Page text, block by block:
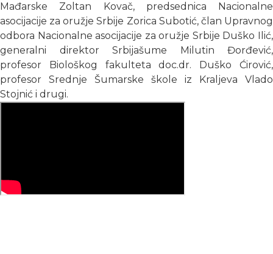
Mađarske Zoltan Kovač, predsednica Nacionalne
asocijacije za oružje Srbije Zorica Subotić, član Upravnog
odbora Nacionalne asocijacije za oružje Srbije Duško Ilić,
generalni direktor Srbijašume Milutin Đorđević,
profesor Biološkog fakulteta doc.dr. Duško Ćirović,
profesor Srednje Šumarske škole iz Kraljeva Vlado
Stojnić i drugi.